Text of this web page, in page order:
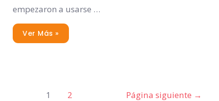
empezaron a usarse …
Ver Más »
1 2 Página siguiente →